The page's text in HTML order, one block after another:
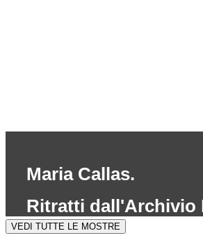
Maria Callas.
Ritratti dall'Archivio
VEDI TUTTE LE MOSTRE